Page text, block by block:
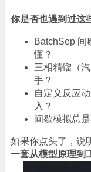
你是否也遇到过
BatchSep 间
懂？
三相精馏（
手？
自定义反应
入？
间歇模拟总
如果你点头了，说
一套从模型原理到